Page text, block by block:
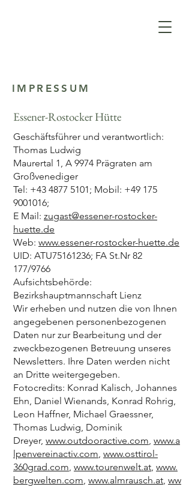
IMPRESSUM
Essener-Rostocker Hütte
Geschäftsführer und verantwortlich:
Thomas Ludwig
Maurertal 1, A 9974 Prägraten am
Großvenediger
Tel: +43 4877 5101; Mobil: +49 175
9001016;
E Mail: zugast@essener-rostocker-
huette.de
Web: www.essener-rostocker-huette.de
UID: ATU75161236; FA St.Nr 82
177/9766
Aufsichtsbehörde:
Bezirkshauptmannschaft Lienz
Wir erheben und nutzen die von Ihnen
angegebenen personenbezogenen
Daten nur zur Bearbeitung und der
zweckbezogenen Betreuung unseres
Newsletters. Ihre Daten werden nicht
an Dritte weitergegeben.
Fotocredits: Konrad Kalisch, Johannes
Ehn, Daniel Wienands, Konrad Rohrig,
Leon Haffner, Michael Graessner,
Thomas Ludwig, Dominik
Dreyer, www.outdooractive.com, www.a
lpenvereinactiv.com, www.osttirol-
360grad.com, www.tourenwelt.at, www.
bergwelten.com, www.almrausch.at, ww